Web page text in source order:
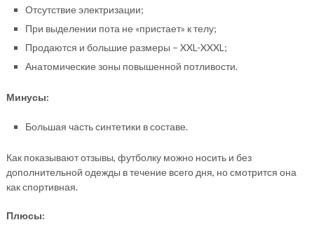
Отсутствие электризации;
При выделении пота не «пристает» к телу;
Продаются и большие размеры – XXL-XXXL;
Анатомические зоны повышенной потливости.
Минусы:
Большая часть синтетики в составе.
Как показывают отзывы, футболку можно носить и без
дополнительной одежды в течение всего дня, но смотрится она
как спортивная.
Плюсы: